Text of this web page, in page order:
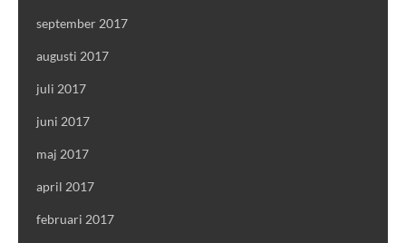
september 2017
augusti 2017
juli 2017
juni 2017
maj 2017
april 2017
februari 2017